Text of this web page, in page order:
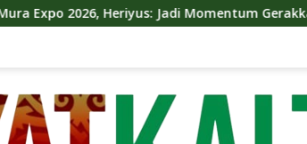
Momentum Gerakkan Ekonomi Kerakyatan